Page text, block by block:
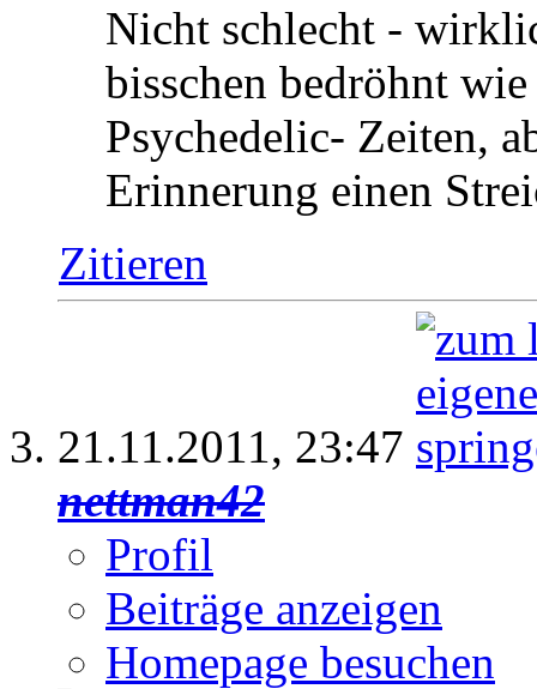
Nicht schlecht -
bisschen bedröhnt
Psychedelic- Zeiten,
Erinnerung einen
Zitieren
21.11.2011, 23:47
nettman42
Profil
Beiträge anzeigen
Homepage besuchen